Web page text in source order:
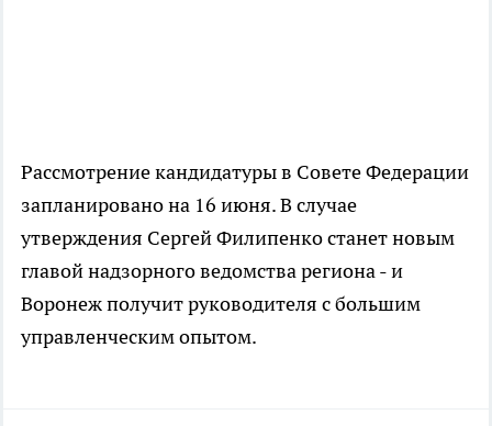
Рассмотрение кандидатуры в Совете Федерации
запланировано на 16 июня. В случае
утверждения Сергей Филипенко станет новым
главой надзорного ведомства региона - и
Воронеж получит руководителя с большим
управленческим опытом.